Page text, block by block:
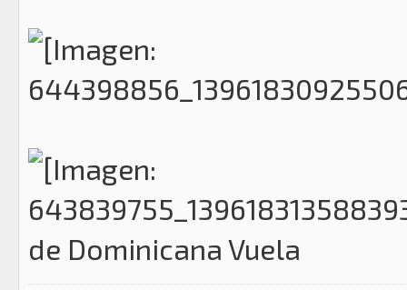
de Dominicana Vuela